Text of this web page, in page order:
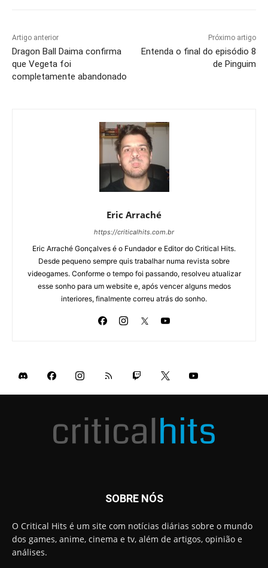
Artigo anterior
Dragon Ball Daima confirma
que Vegeta foi
completamente abandonado
Próximo artigo
Entenda o final do episódio 8
de Pinguim
Eric Arraché
https://criticalhits.com.br
Eric Arraché Gonçalves é o Fundador e Editor do Critical Hits.
Desde pequeno sempre quis trabalhar numa revista sobre
videogames. Conforme o tempo foi passando, resolveu atualizar
esse sonho para um website e, após vencer alguns medos
interiores, finalmente correu atrás do sonho.
SOBRE NÓS
O Critical Hits é um site com notícias diárias sobre o mundo
dos games, anime, cinema e tv, além de artigos, opinião e
análises.